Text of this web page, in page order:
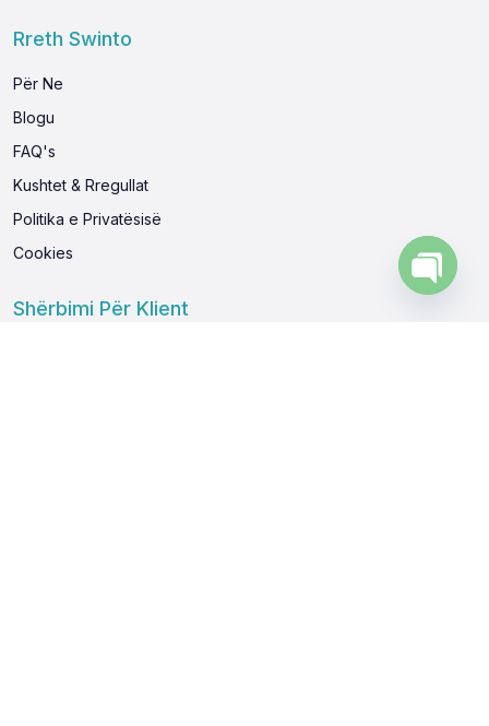
Rreth Swinto
Për Ne
Blogu
FAQ's
Kushtet & Rregullat
Politika e Privatësisë
Cookies
Shërbimi Për Klient